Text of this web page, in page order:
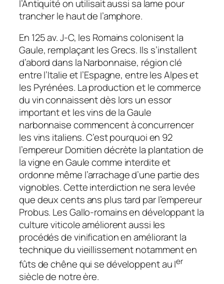
l’Antiquité on utilisait aussi sa lame pour
trancher le haut de l’amphore.
En 125 av. J-C, les Romains colonisent la
Gaule, remplaçant les Grecs. Ils s’installent
d’abord dans la Narbonnaise, région clé
entre l’Italie et l’Espagne, entre les Alpes et
les Pyrénées. La production et le commerce
du vin connaissent dès lors un essor
important et les vins de la Gaule
narbonnaise commencent à concurrencer
les vins italiens. C’est pourquoi en 92
l’empereur Domitien décrète la plantation de
la vigne en Gaule comme interdite et
ordonne même l’arrachage d’une partie des
vignobles. Cette interdiction ne sera levée
que deux cents ans plus tard par l’empereur
Probus. Les Gallo-romains en développant la
culture viticole améliorent aussi les
procédés de vinification en améliorant la
technique du vieillissement notamment en
fûts de chêne qui se développent au Ier
siècle de notre ère.